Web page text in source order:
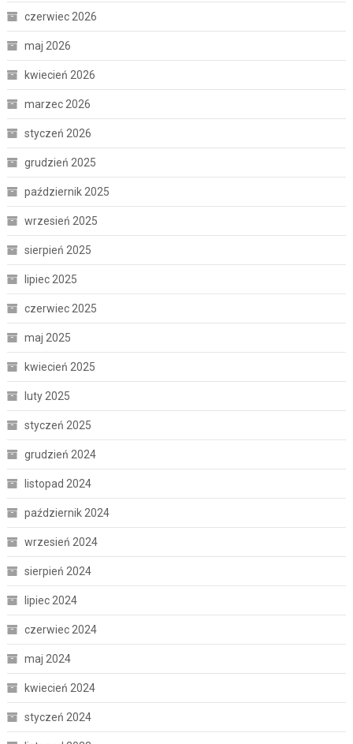
czerwiec 2026
maj 2026
kwiecień 2026
marzec 2026
styczeń 2026
grudzień 2025
październik 2025
wrzesień 2025
sierpień 2025
lipiec 2025
czerwiec 2025
maj 2025
kwiecień 2025
luty 2025
styczeń 2025
grudzień 2024
listopad 2024
październik 2024
wrzesień 2024
sierpień 2024
lipiec 2024
czerwiec 2024
maj 2024
kwiecień 2024
styczeń 2024